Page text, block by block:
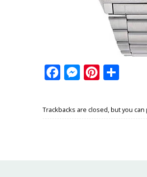
Facebook
Trackbacks are closed, but you can